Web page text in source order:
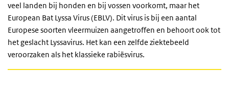
veel landen bij honden en bij vossen voorkomt, maar het
European Bat Lyssa Virus (EBLV). Dit virus is bij een aantal
Europese soorten vleermuizen aangetroffen en behoort ook tot
het geslacht Lyssavirus. Het kan een zelfde ziektebeeld
veroorzaken als het klassieke rabiësvirus.